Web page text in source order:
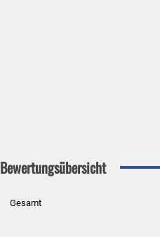
Bewertungsübersicht
Gesamt